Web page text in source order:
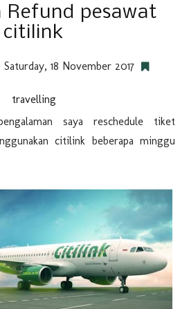
Refund pesawat
citilink
Saturday, 18 November 2017
travelling
saya reschedule tiket
citilink beberapa minggu